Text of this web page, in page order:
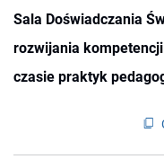
Sala Doświadczania
rozwijania
czasie praktyk